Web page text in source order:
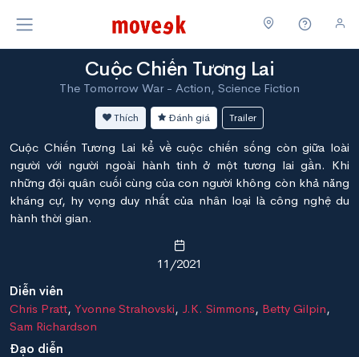
Cuộc Chiến Tương Lai
The Tomorrow War - Action, Science Fiction
Thích Đánh giá Trailer
Cuộc Chiến Tương Lai kể về cuộc chiến sống còn giữa loài
người với người ngoài hành tinh ở một tương lai gần. Khi
những đội quân cuối cùng của con người không còn khả năng
kháng cự, hy vọng duy nhất của nhân loại là công nghệ du
hành thời gian.
11/2021
Diễn viên
Chris Pratt, Yvonne Strahovski, J.K. Simmons, Betty Gilpin,
Sam Richardson
Đạo diễn